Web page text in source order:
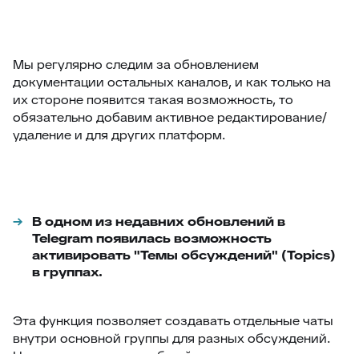
Мы регулярно следим за обновлением
документации остальных каналов, и как только на
их стороне появится такая возможность, то
обязательно добавим активное редактирование/
удаление и для других платформ.
В одном из недавних обновлений в
Telegram появилась возможность
активировать "Темы обсуждений" (Topics)
в группах.
Эта функция позволяет создавать отдельные чаты
внутри основной группы для разных обсуждений.